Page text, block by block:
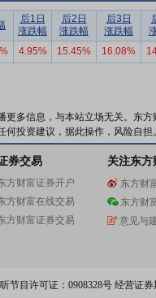
后1日
涨跌幅
后2日
涨跌幅
后3日
涨跌幅
4.95% 15.45% 16.08%
更多信息，与本站立场无关。东
何投资建议，据此操作，风险自担